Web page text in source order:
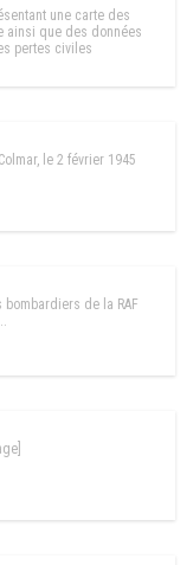
une carte des
ainsi que des données
pertes civiles
le 2 février 1945
de la RAF